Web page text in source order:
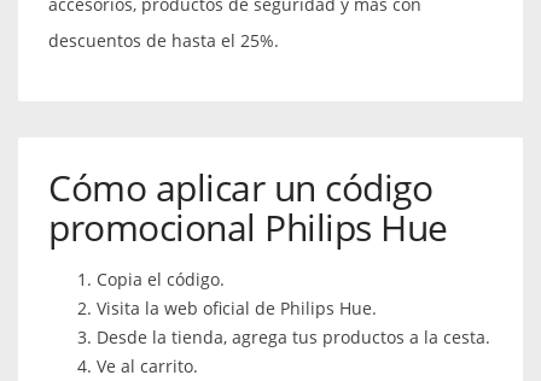
descuentos de hasta el 25%.
Cómo aplicar un código
promocional Philips Hue
Copia el código.
Visita la web oficial de Philips Hue.
Desde la tienda, agrega tus productos a la cesta.
Ve al carrito.